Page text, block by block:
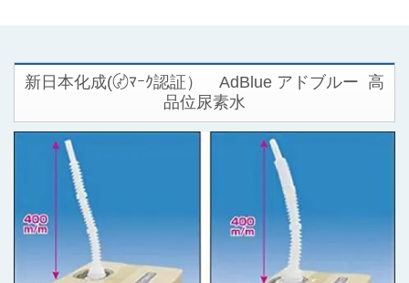
新日本化成(〄ﾏｰｸ認証） AdBlue アドブルー 高
品位尿素水